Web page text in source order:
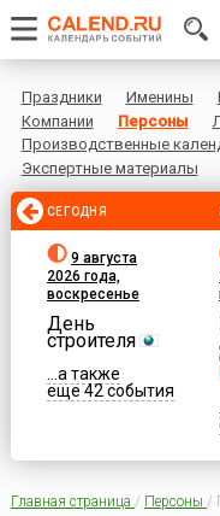
Праздники Именины
Компании
Персоны
Производственные
Экспертные материалы
СЕГОДНЯ
9 августа
2026 года,
воскресенье
День
строителя
...а также
еще 42 события
Главная страница / Персоны /